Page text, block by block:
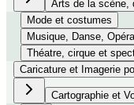
Arts de la scène,
Mode et costumes
Musique, Danse, Opéra
Théatre, cirque et
Caricature et Imagerie
Cartographie et